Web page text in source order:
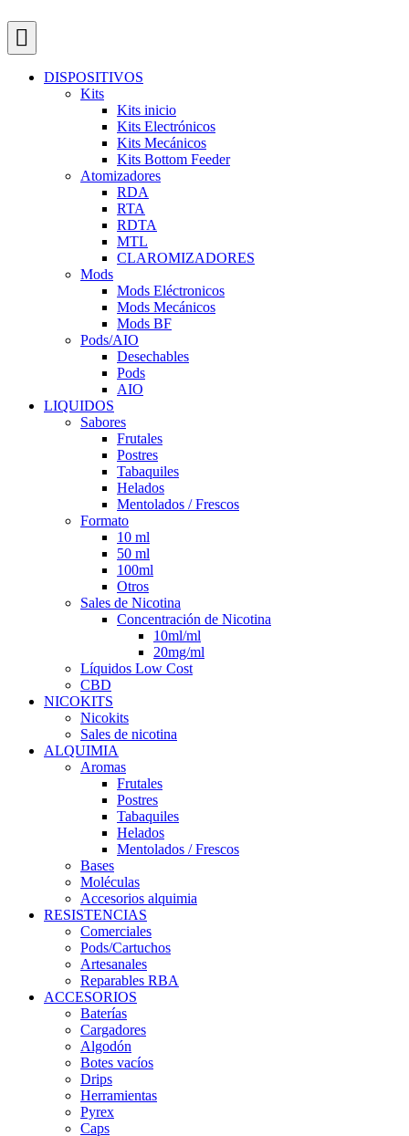
DISPOSITIVOS
Kits
Kits inicio
Kits Electrónicos
Kits Mecánicos
Kits Bottom Feeder
Atomizadores
RDA
RTA
RDTA
MTL
CLAROMIZADORES
Mods
Mods Eléctronicos
Mods Mecánicos
Mods BF
Pods/AIO
Desechables
Pods
AIO
LIQUIDOS
Sabores
Frutales
Postres
Tabaquiles
Helados
Mentolados / Frescos
Formato
10 ml
50 ml
100ml
Otros
Sales de Nicotina
Concentración de Nicotina
10ml/ml
20mg/ml
Líquidos Low Cost
CBD
NICOKITS
Nicokits
Sales de nicotina
ALQUIMIA
Aromas
Frutales
Postres
Tabaquiles
Helados
Mentolados / Frescos
Bases
Moléculas
Accesorios alquimia
RESISTENCIAS
Comerciales
Pods/Cartuchos
Artesanales
Reparables RBA
ACCESORIOS
Baterías
Cargadores
Algodón
Botes vacíos
Drips
Herramientas
Pyrex
Caps